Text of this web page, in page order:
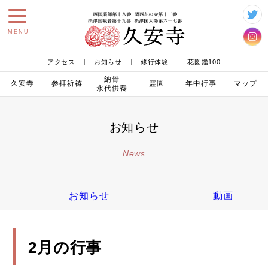
toggle
navigation
MENU
アクセス お知らせ 修行体験 花図鑑100
久安寺 参拝祈祷
納骨
永代供養
霊園 年中行事 マップ
お知らせ
News
お知らせ 動画
2月の行事